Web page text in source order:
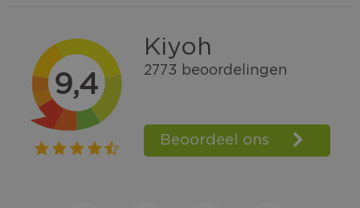
Gratis verzending vanaf € 100,=
Bel +31570592339
Spaarpunten
Shop the Look
Telefonisch bestellen ook mogelijk